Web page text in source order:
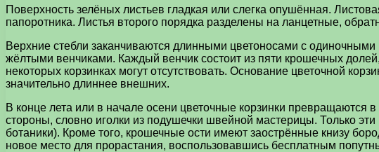
Поверхность зелёных листьев гладкая или слегка опушённая.
папоротника. Листья второго порядка разделены на ланцетные,
Верхние стебли заканчиваются длинными цветоносами с одиночными
жёлтыми венчиками. Каждый венчик состоит из пяти крошечных
некоторых корзинках могут отсутствовать. Основание цветочной
значительно длиннее внешних.
В конце лета или в начале осени цветочные корзинки
стороны, словно иголки из подушечки швейной мастерицы. Только
ботаники). Кроме того, крошечные ости имеют заострённые книзу
новое место для прорастания, воспользовавшись бесплатным